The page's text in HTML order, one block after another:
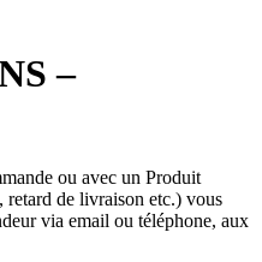
–
ou avec un Produit
de livraison etc.) vous
via email ou téléphone, aux